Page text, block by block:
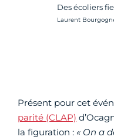
Des écoliers
Crédit photo :
Laurent
Présent pour cet
parité (CLAP)
la figuration : « On a